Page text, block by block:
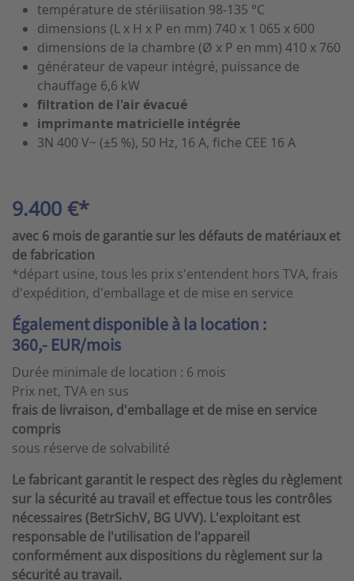
température de stérilisation 98-135 °C
dimensions (L x H x P en mm) 740 x 1 065 x 600
dimensions de la chambre (Ø x P en mm) 410 x 760
générateur de vapeur intégré, puissance de
chauffage 6,6 kW
filtration de l'air évacué
imprimante matricielle intégrée
3N 400 V~ (±5 %), 50 Hz, 16 A, fiche CEE 16 A
9.400 €*
avec 6 mois de garantie sur les défauts de matériaux et
de fabrication
*départ usine, tous les prix s'entendent hors TVA, frais
d'expédition, d'emballage et de mise en service
Également disponible à la location :
360,- EUR/mois
Durée minimale de location : 6 mois
Prix net, TVA en sus
frais de livraison, d'emballage et de mise en service
compris
sous réserve de solvabilité
Le fabricant garantit le respect des règles du règlement
sur la sécurité au travail et effectue tous les contrôles
nécessaires (BetrSichV, BG UVV). L'exploitant est
responsable de l'utilisation de l'appareil
conformément aux dispositions du règlement sur la
sécurité au travail.